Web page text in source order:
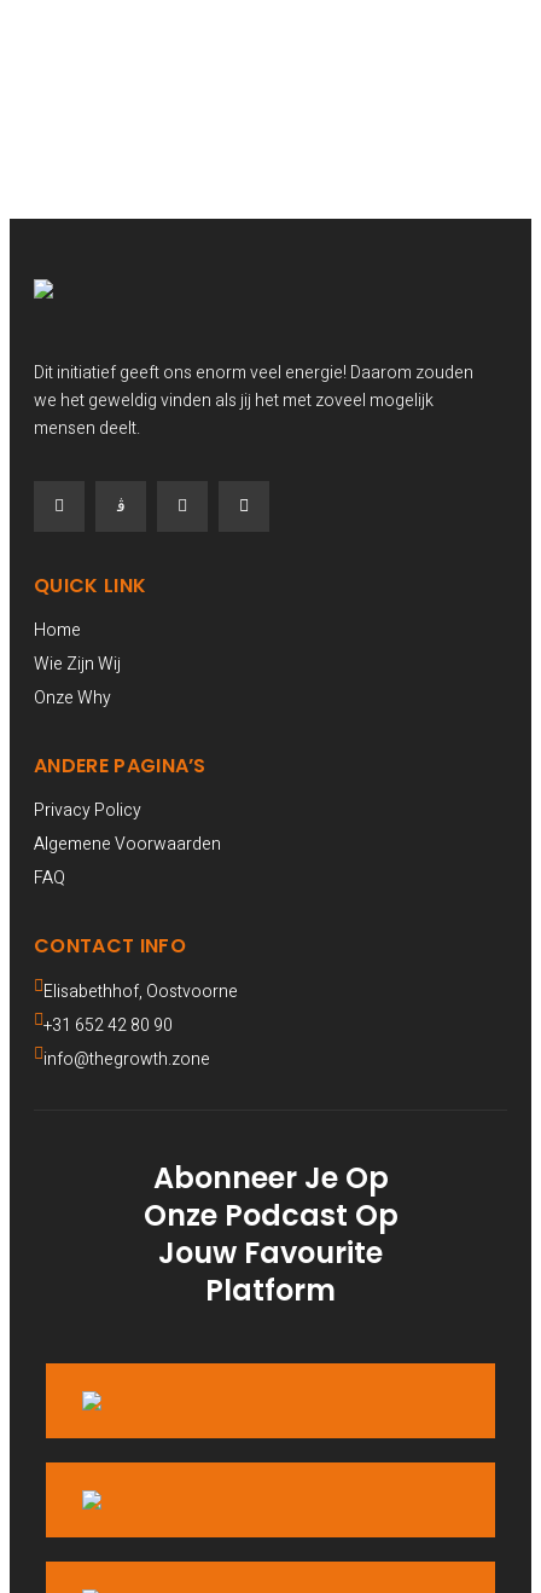
Dit initiatief geeft ons enorm veel energie! Daarom zouden
we het geweldig vinden als jij het met zoveel mogelijk
mensen deelt.
QUICK LINK
Home
Wie Zijn Wij
Onze Why
ANDERE PAGINA’S
Privacy Policy
Algemene Voorwaarden
FAQ
CONTACT INFO
Elisabethhof, Oostvoorne
+31 652 42 80 90
info@thegrowth.zone
Abonneer Je Op
Onze Podcast Op
Jouw Favourite
Platform